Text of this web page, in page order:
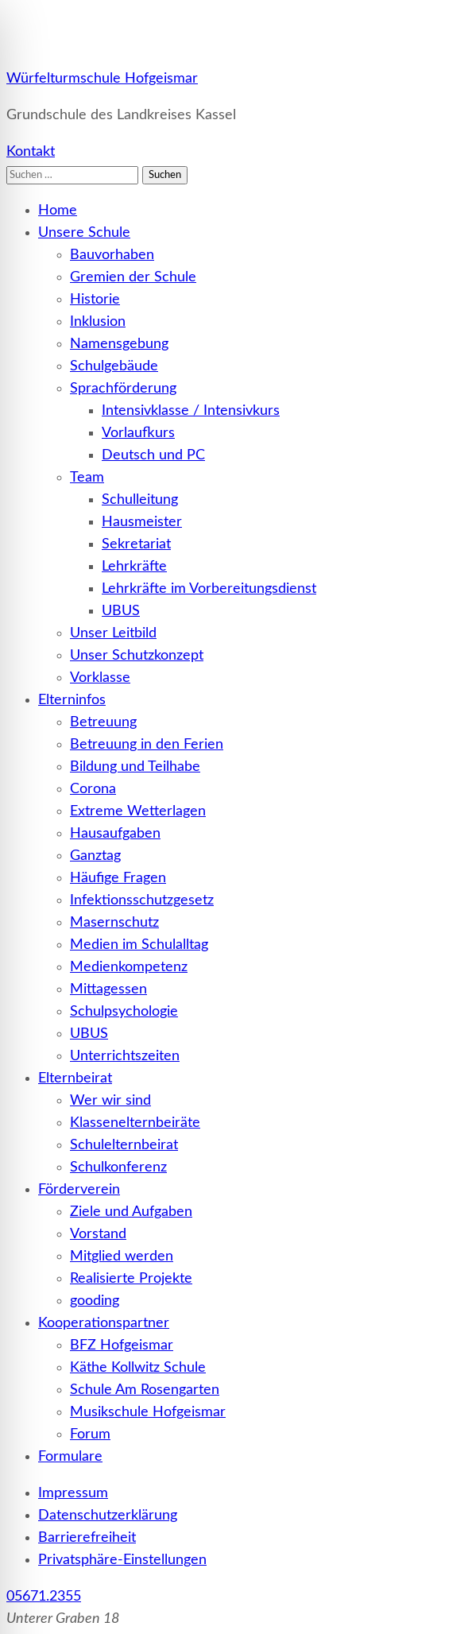
Würfelturmschule Hofgeismar
Grundschule des Landkreises Kassel
Kontakt
Suchen
Home
Unsere Schule
Bauvorhaben
Gremien der Schule
Historie
Inklusion
Namensgebung
Schulgebäude
Sprachförderung
Intensivklasse / Intensivkurs
Vorlaufkurs
Deutsch und PC
Team
Schulleitung
Hausmeister
Sekretariat
Lehrkräfte
Lehrkräfte im Vorbereitungsdienst
UBUS
Unser Leitbild
Unser Schutzkonzept
Vorklasse
Elterninfos
Betreuung
Betreuung in den Ferien
Bildung und Teilhabe
Corona
Extreme Wetterlagen
Hausaufgaben
Ganztag
Häufige Fragen
Infektionsschutzgesetz
Masernschutz
Medien im Schulalltag
Medienkompetenz
Mittagessen
Schulpsychologie
UBUS
Unterrichtszeiten
Elternbeirat
Wer wir sind
Klassenelternbeiräte
Schulelternbeirat
Schulkonferenz
Förderverein
Ziele und Aufgaben
Vorstand
Mitglied werden
Realisierte Projekte
gooding
Kooperationspartner
BFZ Hofgeismar
Käthe Kollwitz Schule
Schule Am Rosengarten
Musikschule Hofgeismar
Forum
Formulare
Impressum
Datenschutzerklärung
Barrierefreiheit
Privatsphäre-Einstellungen
05671.2355
Unterer Graben 18